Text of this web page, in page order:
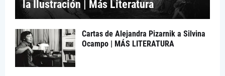
la Ilustración | Más Literatura
Cartas de Alejandra Pizarnik a Silvina
Ocampo | MÁS LITERATURA